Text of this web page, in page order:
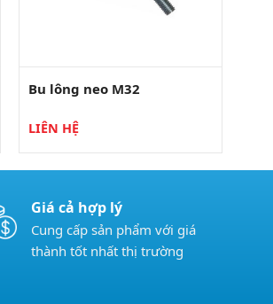
Bu lông neo M32
LIÊN HỆ
Giá cả hợp lý
Cung cấp sản phẩm với giá
thành tốt nhất thị trường